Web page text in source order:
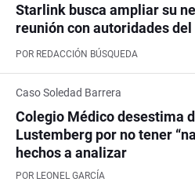
Starlink busca ampliar su
reunión con autoridades
POR REDACCIÓN BÚSQUEDA
Caso Soledad Barrera
Colegio Médico desestima
Lustemberg por no tener
hechos a analizar
POR LEONEL GARCÍA